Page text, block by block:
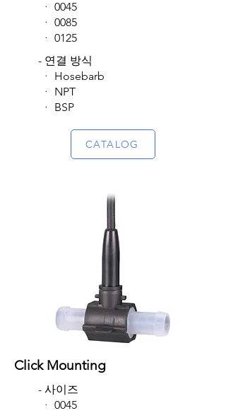
​ ᆞ 0045
ᆞ 0085
​ᆞ 0125
- 연결 방식
​ ᆞ Hosebarb
ᆞ NPT
​ᆞ BSP
CATALOG
Click Mounting
- 사이즈
​ ᆞ 0045